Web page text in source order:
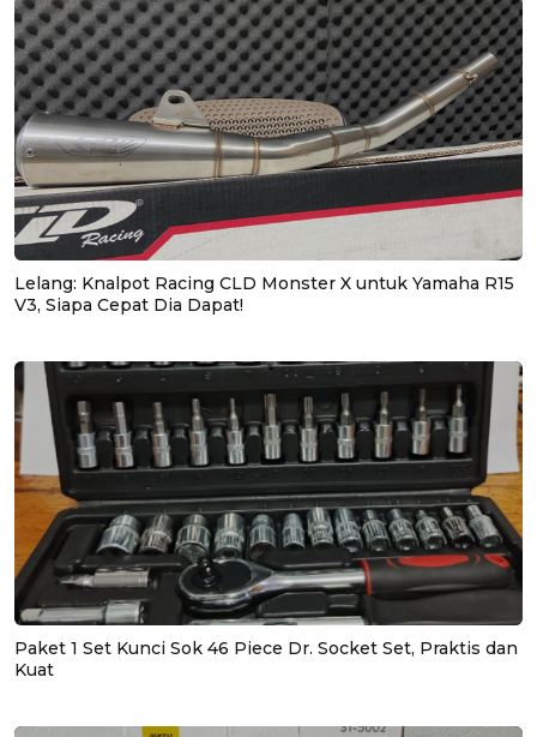
Lelang: Knalpot Racing CLD Monster X untuk Yamaha R15
V3, Siapa Cepat Dia Dapat!
Paket 1 Set Kunci Sok 46 Piece Dr. Socket Set, Praktis dan
Kuat